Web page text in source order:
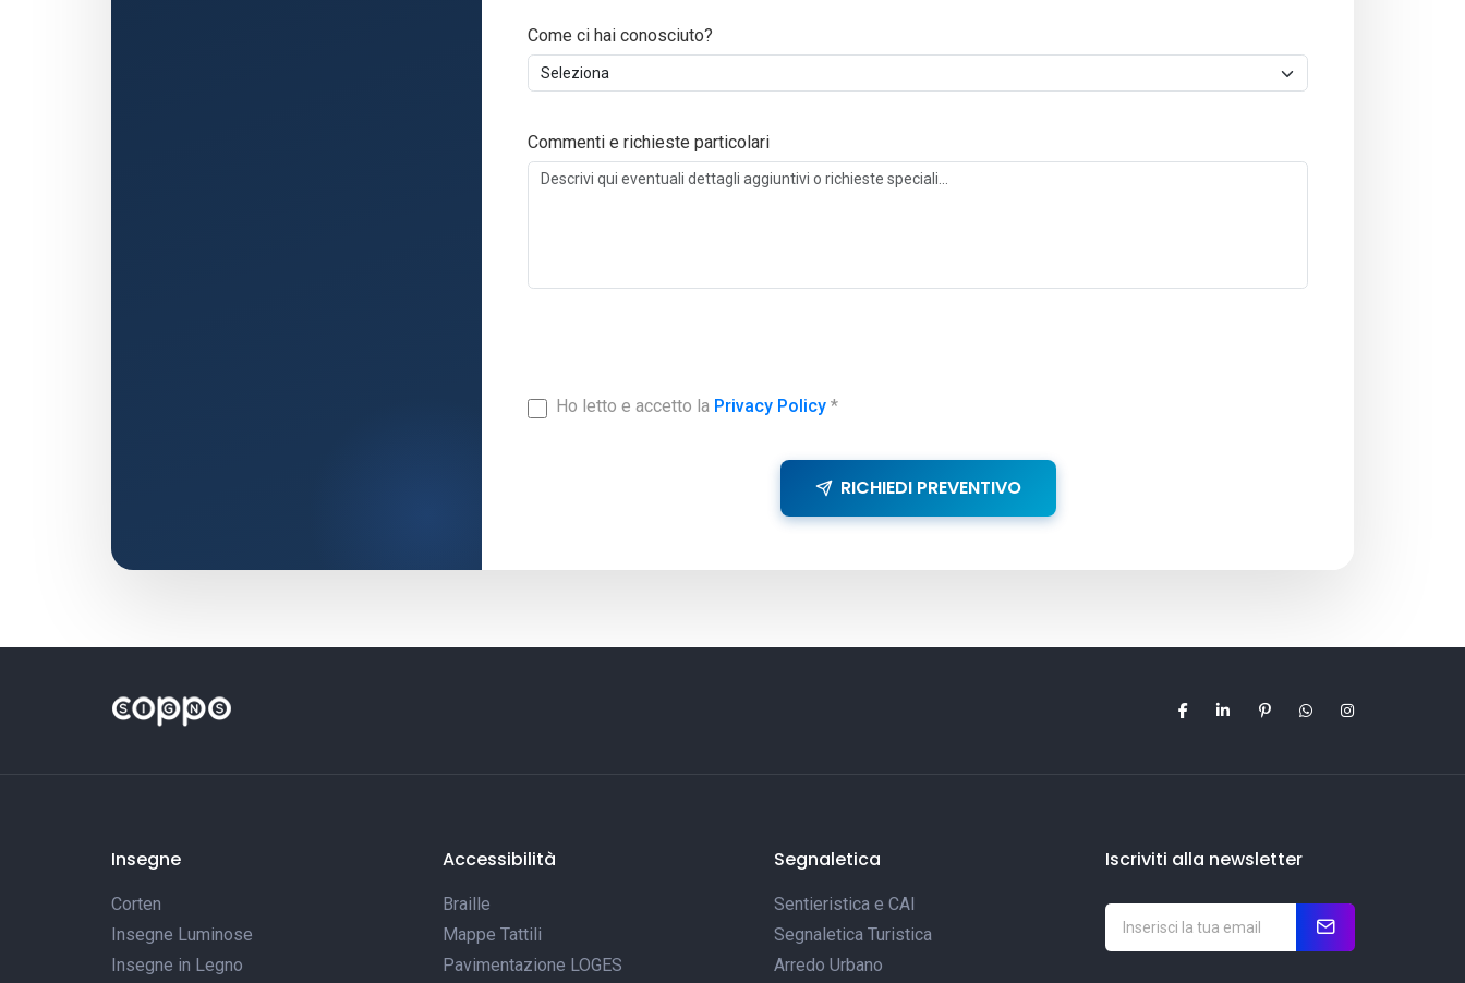
Come ci hai conosciuto?
Commenti e richieste particolari
Ho letto e accetto la Privacy Policy *
RICHIEDI PREVENTIVO
Insegne
Corten
Insegne Luminose
Insegne in Legno
Accessibilità
Braille
Mappe Tattili
Pavimentazione LOGES
Segnaletica
Sentieristica e CAI
Segnaletica Turistica
Arredo Urbano
Iscriviti alla newsletter